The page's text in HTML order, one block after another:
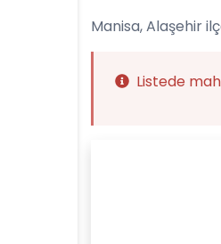
Manisa, Alaşehir
Listede